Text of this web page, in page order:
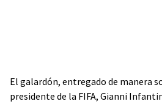
El galardón, entregado de manera
presidente de la FIFA, Gianni